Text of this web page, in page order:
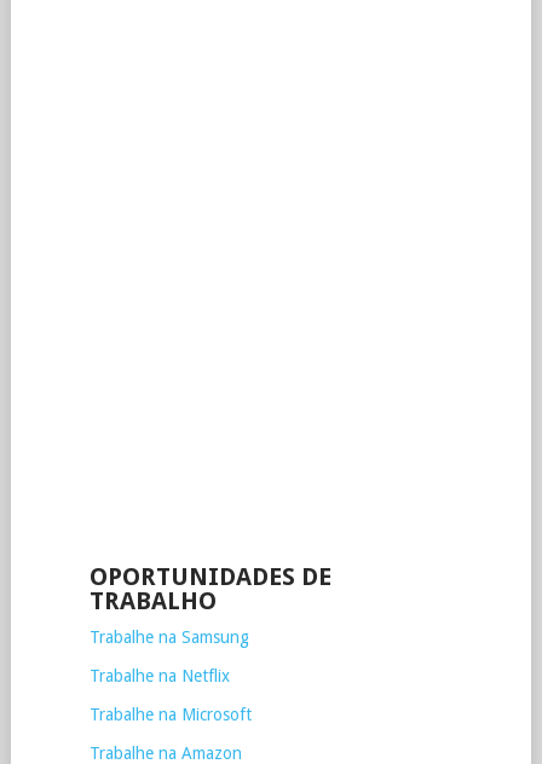
OPORTUNIDADES DE
TRABALHO
Trabalhe na Samsung
Trabalhe na Netflix
Trabalhe na Microsoft
Trabalhe na Amazon